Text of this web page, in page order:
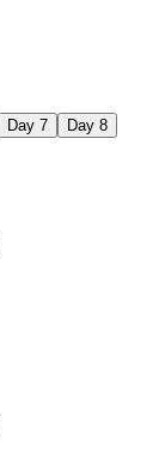
Day 7 Day 8